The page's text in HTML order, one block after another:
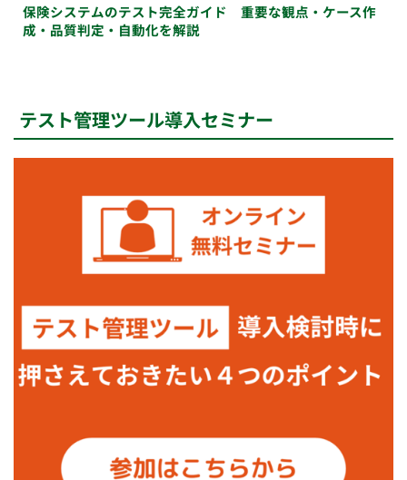
保険システムのテスト完全ガイド 重要な観点・ケース作
成・品質判定・自動化を解説
テスト管理ツール導入セミナー